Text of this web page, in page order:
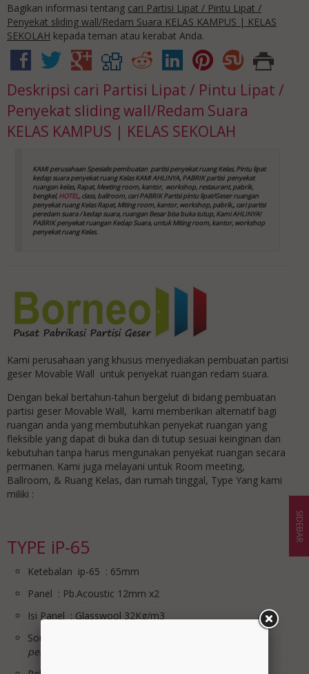
Bagikan informasi tentang cari Partisi Lipat / Pintu Lipat /
Penyekat sliding wall/Redam Suara KELAS KAMPUS | KELAS
SEKOLAH kepada teman atau kerabat Anda.
Deskripsi cari Partisi Lipat / Pintu Lipat /
Penyekat sliding wall/Redam Suara
KELAS KAMPUS | KELAS SEKOLAH
KAMI perusahaan Spesialis pembuatan partisi penyekat ruang Kelas, Pintu lipat
kedap suarapenyekat ruang KelasKAMI AHLINYA, PABRIK partisi penyekat
ruangan kelas, Rapat, Meeting room, kantor, workshop, restaurant, pabrik,
bengkel, HOTEL, class, ballroom, cari PABRIK Partisi pintu lipat/Geser ruangan
penyekat ruang KelasRapat, Miting room, kantor, workshop, pabrik,, cari partisi
peredam suara / kedap suara, ruangan Besar bisa buka tutup, Kami AHLINYA!
PABRIK penyekat ruangan Kedap Suara, untuk Miting room, kantor, workshop
penyekat ruang Kelas.
Kami perusahaan yang khusus menyediakan pembuatan partisi
geser Movable Wall untuk penyekat ruangan redam suara.
Dengan bekal bertahun-tahun bergelut di bidang pembuatan
partisi geser Movable Wall, kami memberikan alternatif bagi
ruangan anda yang membutuhkan penyekat ruangan yang
fleksible yang dapat di buka dan di tutup sesuai keinginan dan
kebutuhan tanpa harus mengunakan penyekat ruangan secara
permanen. Kami juga melayani untuk Room meeting,
Ballroom, & Ruang Kelas, dan rumah tinggal, Type Yang kami
miliki :
TYPE iP-65
Ketebalan ip-65 : 65mm
Panel : Pb.Acoustic 12mm x2
Isi Panel : Glasswool 32Kg/m3
Sound Rating STC : MAX 25db
pengkondisian ruangan Acoutic
SIDEBAR